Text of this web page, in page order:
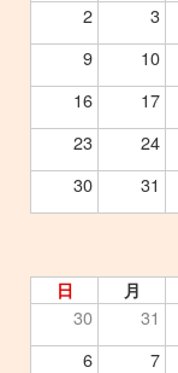
2
3
9 10
16
17
23
24
30
31
日 月
30 31
6
7